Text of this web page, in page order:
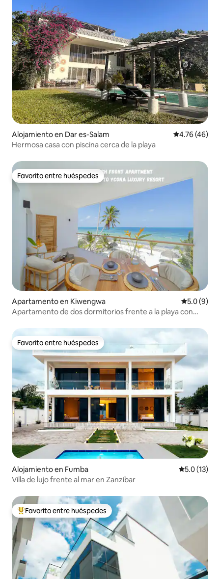
Alojamiento en Dar es-Salam Calificación
4.76 (46)
Hermosa casa con piscina cerca de la playa
Favorito entre huéspedes
Favorito entre huéspedes
Apartamento en Kiwengwa
5.0 (9)
Apartamento de dos dormitorios frente a la playa con
Favorito entre huéspedes
Favorito entre huéspedes
Alojamiento en Fumba Calificación
5.0 (13)
Villa de lujo frente al mar en Zanzíbar
Favorito entre huéspedes preferido
Favorito entre huéspedes